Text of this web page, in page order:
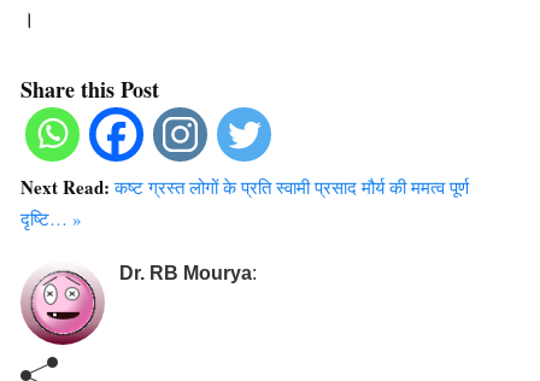
।
Share this Post
Next Read:कष्ट ग्रस्त लोगों के प्रति स्वामी प्रसाद मौर्य की ममत्व पूर्ण
दृष्टि… »
Dr. RB Mourya: